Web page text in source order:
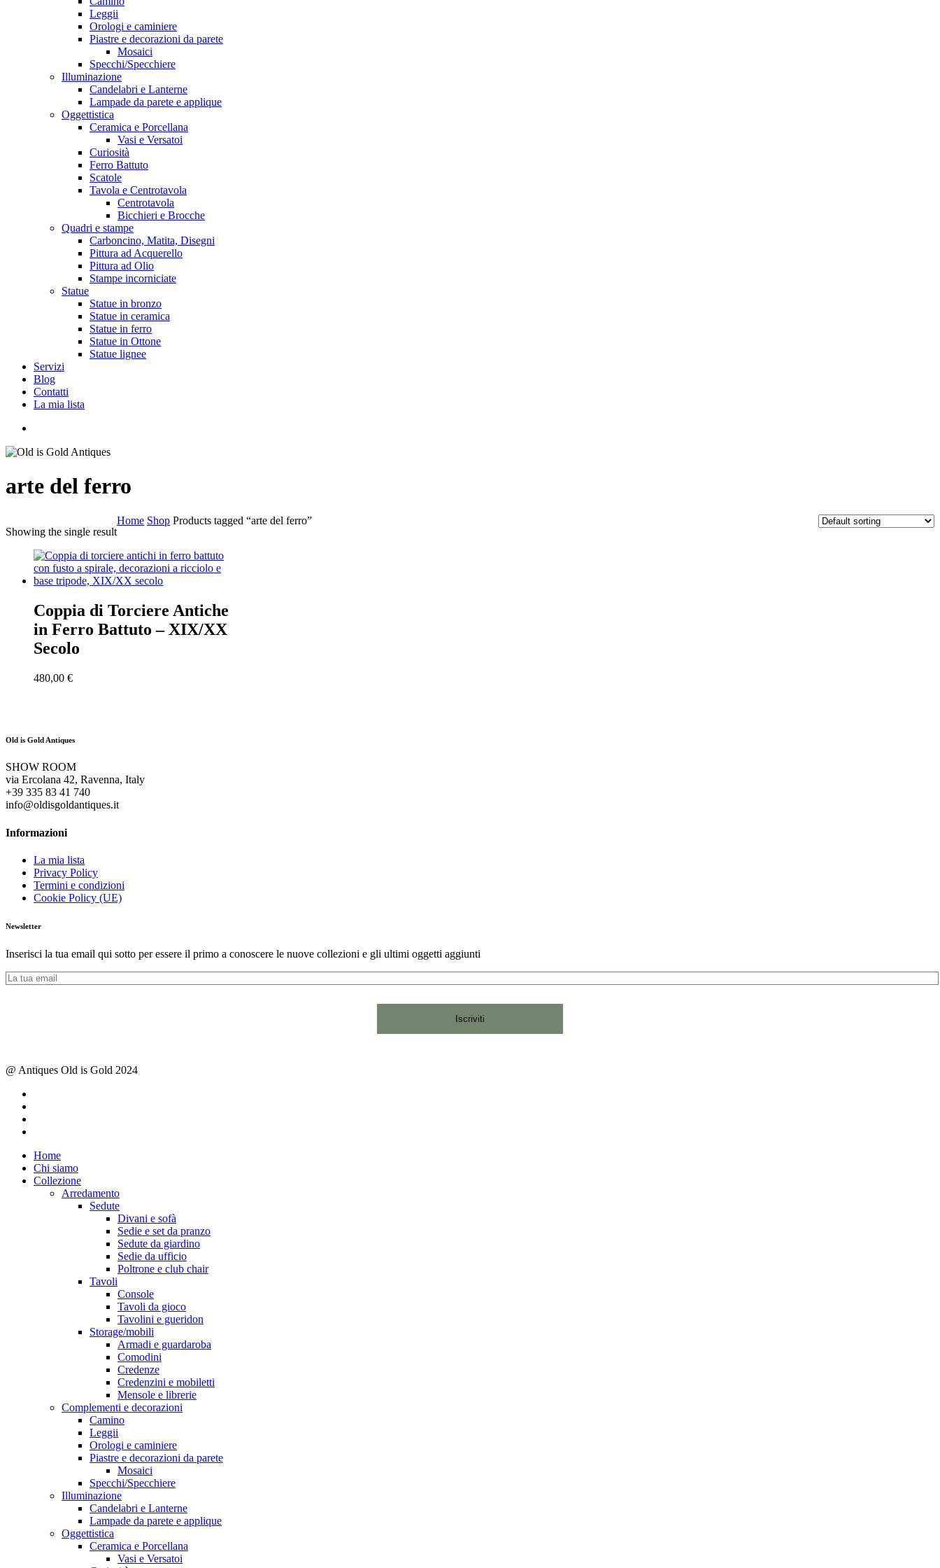
Leggii
Orologi e caminiere
Piastre e decorazioni da parete
Mosaici
Specchi/Specchiere
Illuminazione
Candelabri e Lanterne
Lampade da parete e applique
Oggettistica
Ceramica e Porcellana
Vasi e Versatoi
Curiosità
Ferro Battuto
Scatole
Tavola e Centrotavola
Centrotavola
Bicchieri e Brocche
Quadri e stampe
Carboncino, Matita, Disegni
Pittura ad Acquerello
Pittura ad Olio
Stampe incorniciate
Statue
Statue in bronzo
Statue in ceramica
Statue in ferro
Statue in Ottone
Statue lignee
Servizi
Blog
Contatti
La mia lista
arte del ferro
Showing the single result
Home Shop Products tagged “arte del ferro”
Coppia di Torciere Antiche
in Ferro Battuto – XIX/XX
Secolo
480,00 €
Old is Gold Antiques
SHOW ROOM
via Ercolana 42, Ravenna, Italy
+39 335 83 41 740
info@oldisgoldantiques.it
Informazioni
La mia lista
Privacy Policy
Termini e condizioni
Cookie Policy (UE)
Newsletter
Inserisci la tua email qui sotto per essere il primo a conoscere le nuove collezioni e gli ultimi oggetti aggiunti
@ Antiques Old is Gold 2024
Close
Menu
Home
Chi siamo
Collezione
Arredamento
Sedute
Divani e sofà
Sedie e set da pranzo
Sedute da giardino
Sedie da ufficio
Poltrone e club chair
Tavoli
Console
Tavoli da gioco
Tavolini e gueridon
Storage/mobili
Armadi e guardaroba
Comodini
Credenze
Credenzini e mobiletti
Mensole e librerie
Complementi e decorazioni
Camino
Leggii
Orologi e caminiere
Piastre e decorazioni da parete
Mosaici
Specchi/Specchiere
Illuminazione
Candelabri e Lanterne
Lampade da parete e applique
Oggettistica
Ceramica e Porcellana
Vasi e Versatoi